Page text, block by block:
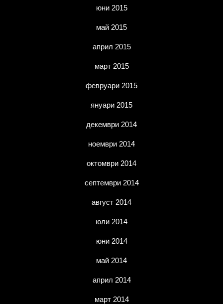
юни 2015
май 2015
април 2015
март 2015
февруари 2015
януари 2015
декември 2014
ноември 2014
октомври 2014
септември 2014
август 2014
юли 2014
юни 2014
май 2014
април 2014
март 2014